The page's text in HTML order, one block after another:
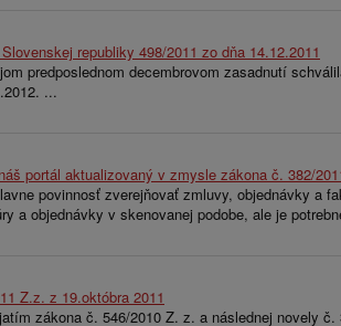
republiky 498/2011 zo dňa 14.12.2011
predposlednom decembrovom zasadnutí
...
portál aktualizovaný v zmysle zákona č. 382/
povinnosť zverejňovať zmluvy, objednávky a
a objednávky v skenovanej podobe, ale je
Z.z. z 19.októbra 2011
zákona č. 546/2010 Z. z. a následnej novely